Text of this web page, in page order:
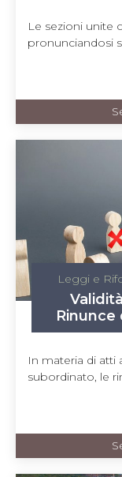
Le sezioni unite
pronunciandosi
Leggi e
Rinunce
In materia di atti
subordinato, le